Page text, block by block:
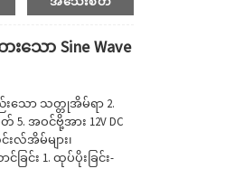
းသော Sine Wave
ည်းသော သတ္တုအိမ်ရာ 2.
အဝင်ဗို့အား 12V DC
းလ်အိမ်များ၊
ခြင်း 1. ထုပ်ပိုးခြင်း-